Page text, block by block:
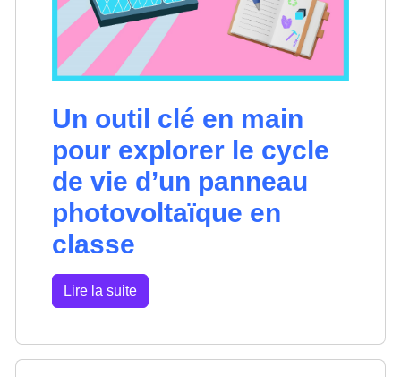
Un outil clé en main
pour explorer le cycle
de vie d’un panneau
photovoltaïque en
classe
Lire la suite